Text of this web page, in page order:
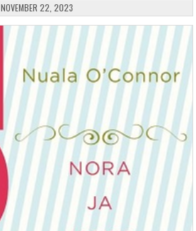
PUBLISHED DATE:
NOVEMBER 22, 2023